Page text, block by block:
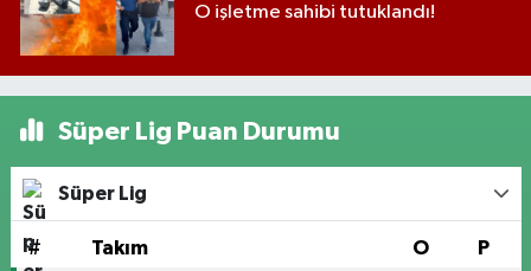
O işletme sahibi tutuklandı!
Süper Lig Puan Durumu
Süper Lig
# Takım O P